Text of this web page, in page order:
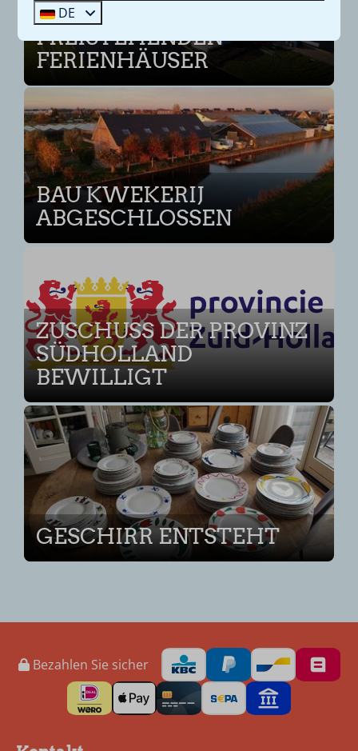
BAUBEGINN DER
FREISTEHENDEN
FERIENHÄUSER
BAU KWEKERIJ
ABGESCHLOSSEN
ZUSCHUSS DER PROVINZ
SÜDHOLLAND
BEWILLIGT
GESCHIRR ENTSTEHT
Bezahlen Sie sicher
DE